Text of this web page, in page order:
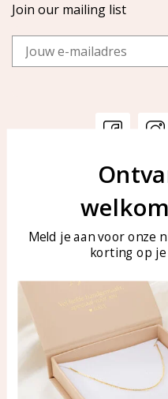
Join our mailing list
Email
Customer service
Customer service
Care for your jewelry
Products
All products
Meld je aan voor onze
korting op je